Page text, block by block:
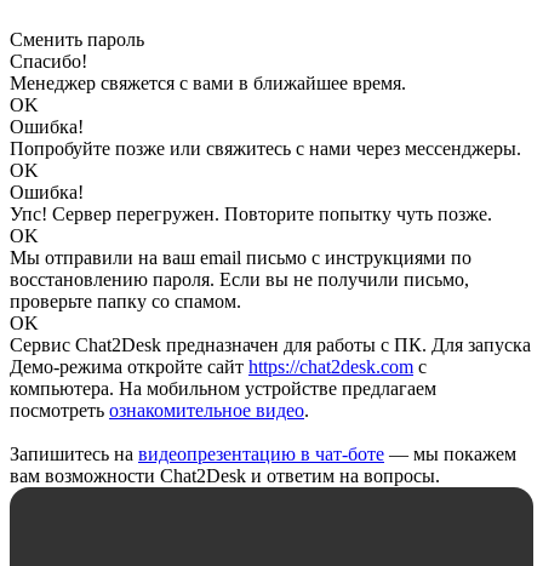
Сменить пароль
Спасибо!
Менеджер свяжется с вами в ближайшее время.
OK
Ошибка!
Попробуйте позже или свяжитесь с нами через мессенджеры.
OK
Ошибка!
Упс! Сервер перегружен. Повторите попытку чуть позже.
OK
Мы отправили на ваш email письмо с инструкциями по
восстановлению пароля. Если вы не получили письмо,
проверьте папку со спамом.
OK
Сервис Chat2Desk предназначен для работы с ПК. Для запуска
Демо-режима откройте сайт https://chat2desk.com с
компьютера. На мобильном устройстве предлагаем
посмотреть ознакомительное видео.
Запишитесь на видеопрезентацию в чат-боте — мы покажем
вам возможности Chat2Desk и ответим на вопросы.